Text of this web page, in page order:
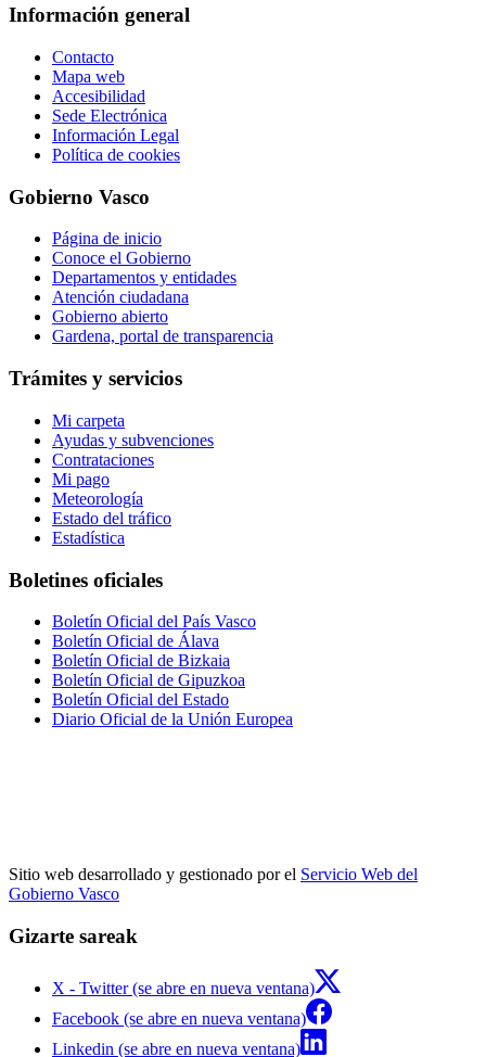
Información general
Contacto
Mapa web
Accesibilidad
Sede Electrónica
Información Legal
Política de cookies
Gobierno Vasco
Página de inicio
Conoce el Gobierno
Departamentos y entidades
Atención ciudadana
Gobierno abierto
Gardena, portal de transparencia
Trámites y servicios
Mi carpeta
Ayudas y subvenciones
Contrataciones
Mi pago
Meteorología
Estado del tráfico
Estadística
Boletines oficiales
Boletín Oficial del País Vasco
Boletín Oficial de Álava
Boletín Oficial de Bizkaia
Boletín Oficial de Gipuzkoa
Boletín Oficial del Estado
Diario Oficial de la Unión Europea
Sitio web desarrollado y gestionado por el Servicio Web del
Gobierno Vasco
Gizarte sareak
X - Twitter (se abre en nueva ventana)
Facebook (se abre en nueva ventana)
Linkedin (se abre en nueva ventana)